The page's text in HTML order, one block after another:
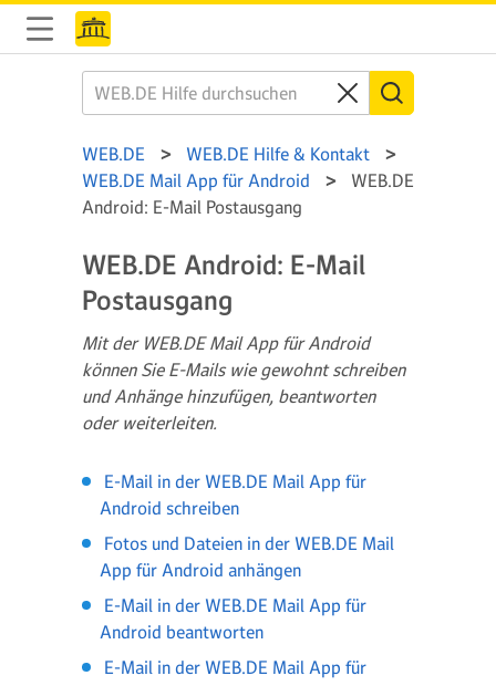
WEB.DE
WEB.DE Hilfe & Kontakt
WEB.DE Mail App für Android
WEB.DE
Android: E-Mail Postausgang
WEB.DE Android: E-Mail
Postausgang
Mit der WEB.DE Mail App für Android
können Sie E-Mails wie gewohnt schreiben
und Anhänge hinzufügen, beantworten
oder weiterleiten.
E-Mail in der WEB.DE Mail App für
Android schreiben
Fotos und Dateien in der WEB.DE Mail
App für Android anhängen
E-Mail in der WEB.DE Mail App für
Android beantworten
E-Mail in der WEB.DE Mail App für